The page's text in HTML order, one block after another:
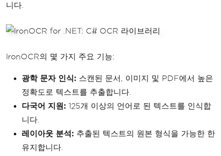
니다.
IronOCR의 몇 가지 주요 기능:
광학 문자 인식: 스캔된 문서, 이미지 및 PDF에서 높은
정확도로 텍스트를 추출합니다.
다국어 지원: 125개 이상의 언어로 된 텍스트를 인식합
니다.
레이아웃 분석: 추출된 텍스트의 원본 형식을 가능한 한
유지합니다.